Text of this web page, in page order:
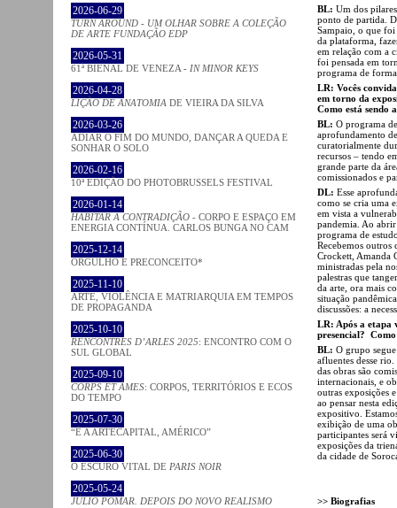
2026-06-29
TURN AROUND - UM OLHAR SOBRE A COLEÇÃO
DE ARTE FUNDAÇÃO EDP
2026-05-31
61ª BIENAL DE VENEZA - IN MINOR KEYS
2026-04-28
LIÇÃO DE ANATOMIA DE VIEIRA DA SILVA
2026-03-26
ADIAR O FIM DO MUNDO, DANÇAR A QUEDA E
SONHAR O SOLO
2026-02-16
10ª EDIÇÃO DO PHOTOBRUSSELS FESTIVAL
2026-01-14
HABITAR A CONTRADIÇÃO - CORPO E ESPAÇO EM
ENERGIA CONTÍNUA. CARLOS BUNGA NO CAM
2025-12-14
ORGULHO E PRECONCEITO*
2025-11-10
ARTE, VIOLÊNCIA E MATRIARQUIA EM TEMPOS
DE PROPAGANDA
2025-10-10
RENCONTRES D’ARLES 2025: ENCONTRO COM O
SUL GLOBAL
2025-09-10
CORPS ET ÂMES: CORPOS, TERRITÓRIOS E ECOS
DO TEMPO
2025-07-30
“É A ARTECAPITAL, AMÉRICO”
2025-06-30
O ESCURO VITAL DE PARIS NOIR
2025-05-24
JÚLIO POMAR. DEPOIS DO NOVO REALISMO
BL: Um dos
ponto de partida.
Sampaio, o que
da plataforma,
em relação com a
foi pensada em
programa de
LR: Vocês
em torno da
Como está sendo
BL: O programa
aprofundamento
curatorialmente
recursos – tendo
grande parte da
comissionados e
DL: Esse
como se cria uma
em vista a
pandemia. Ao
programa de
Recebemos
Crockett, Amanda
ministradas pela
palestras que
da arte, ora mais
situação
discussões: a
LR: Após a etapa
presencial? Como
BL: O grupo
afluentes desse
das obras são
internacionais, e
outras exposições
ao pensar nesta
expositivo.
exibição de uma
participantes será
exposições da
da cidade de
>> Biografias